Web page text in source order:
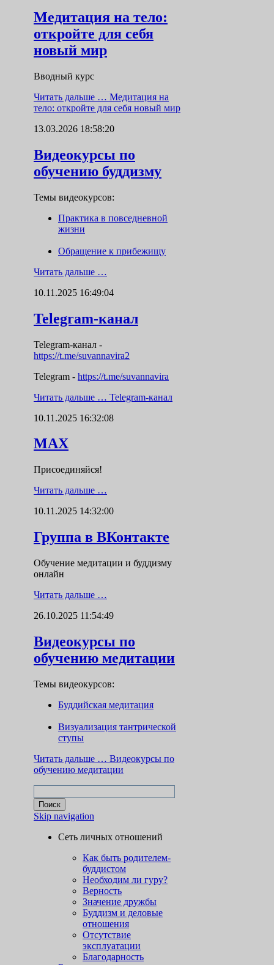
Медитация на тело:
откройте для себя
новый мир
Вводный курс
Читать дальше … Медитация на
тело: откройте для себя новый мир
13.03.2026 18:58:20
Видеокурсы по
обучению буддизму
Темы видеокурсов:
Практика в повседневной
жизни
Обращение к прибежищу
Читать дальше …
10.11.2025 16:49:04
Telegram-канал
Telegram-канал -
https://t.me/suvannavira2
Telegram - https://t.me/suvannavira
Читать дальше … Telegram-канал
10.11.2025 16:32:08
MAX
Присоединяйся!
Читать дальше …
10.11.2025 14:32:00
Группа в ВКонтакте
Обучение медитации и буддизму
онлайн
Читать дальше …
26.10.2025 11:54:49
Видеокурсы по
обучению медитации
Темы видеокурсов:
Буддийская медитация
Визуализация тантрической
ступы
Читать дальше … Видеокурсы по
обучению медитации
Skip navigation
Сеть личных отношений
Как быть родителем-
буддистом
Необходим ли гуру?
Верность
Значение дружбы
Буддизм и деловые
отношения
Отсутствие
эксплуатации
Благодарность